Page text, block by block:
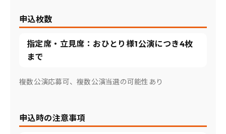
申込枚数
指定席・立見席：おひとり様1公演につき4枚
まで
複数公演応募可、複数公演当選の可能性あり
申込時の注意事項